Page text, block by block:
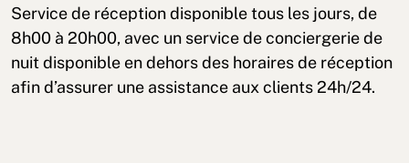
Service de réception disponible tous les jours, de
8h00 à 20h00, avec un service de conciergerie de
nuit disponible en dehors des horaires de réception
afin d’assurer une assistance aux clients 24h/24.